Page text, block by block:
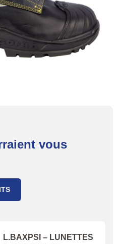
vous
L.BAXPSI – LUNETTES